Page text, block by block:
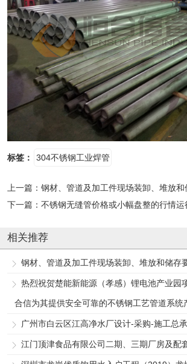
标签： 304不锈钢工业焊管
上一篇： 钢材、管道及加工件现场装卸、堆放和
下一篇： 不锈钢无缝管价格或小幅盘整的行情运
相关推荐
钢材、管道及加工件现场装卸、堆放和储存
热烈祝贺楚能新能源（孝感）锂电池产业园
合信为其提供安全可靠的不锈钢工艺管道系统
广州市白云区江高净水厂设计-采购-施工总
江门顶津食品有限公司二期、三期厂房及配